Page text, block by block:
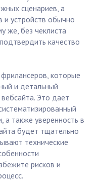
сценариев, а
и устройств обычно
же, без чеклиста
качество
которые
и детальный
Это дает
а также уверенность в
будет тщательно
технические
рисков и